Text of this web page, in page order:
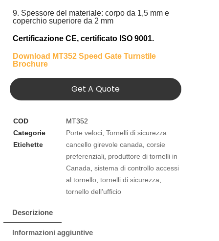
9. Spessore del materiale: corpo da 1,5 mm e
coperchio superiore da 2 mm
Certificazione CE, certificato ISO 9001.
Download MT352 Speed Gate Turnstile
Brochure
Get A Quote
COD
MT352
Categorie
Porte veloci Tornelli di sicurezza
Etichette
cancello girevole canada corsie
preferenziali produttore di tornelli in
Canada sistema di controllo accessi
al tornello tornelli di sicurezza
tornello dell'ufficio
Descrizione
Informazioni aggiuntive